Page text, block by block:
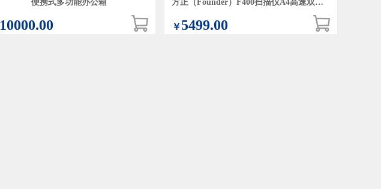
便携式多功能办公箱
10000.00
方正（Founder）F400扫描仪A4高速双面自动进纸
￥5499.00